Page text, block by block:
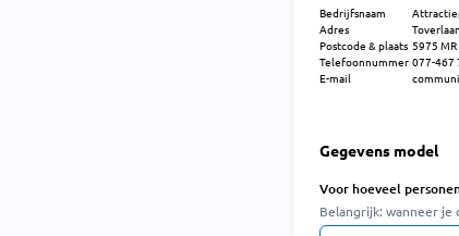
Bedrijfsnaam
Adres
Postcode & plaats5975
Telefoonnummer 077-467
E-mail
Gegevens model
Voor hoeveel
Belangrijk: wanneer